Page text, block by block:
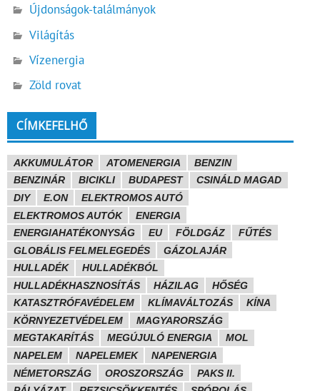
Újdonságok-találmányok
Világítás
Vízenergia
Zöld rovat
CÍMKEFELHŐ
AKKUMULÁTOR ATOMENERGIA
BENZIN
BENZINÁR
BICIKLI BUDAPEST
CSINÁLD MAGAD
DIY
E.ON
ELEKTROMOS AUTÓ
ELEKTROMOS AUTÓK
ENERGIA
ENERGIAHATÉKONYSÁG
EU FÖLDGÁZ
FŰTÉS
GLOBÁLIS FELMELEGEDÉS
GÁZOLAJÁR
HULLADÉK
HULLADÉKBÓL
HULLADÉKHASZNOSÍTÁS
HÁZILAG
HŐSÉG
KATASZTRÓFAVÉDELEM
KLÍMAVÁLTOZÁS
KÍNA
KÖRNYEZETVÉDELEM
MAGYARORSZÁG
MEGTAKARÍTÁS
MEGÚJULÓ ENERGIA
MOL
NAPELEM
NAPELEMEK
NAPENERGIA
NÉMETORSZÁG
OROSZORSZÁG
PAKS II.